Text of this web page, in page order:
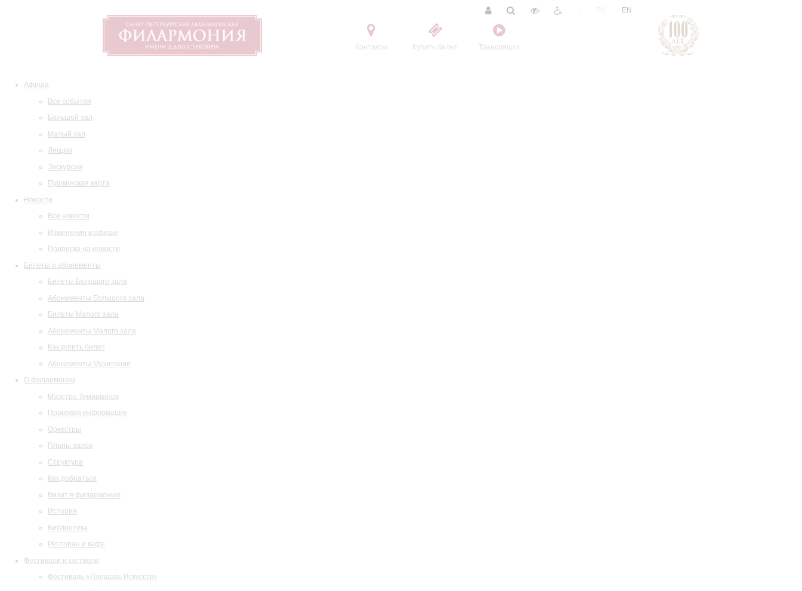
Контакты Купить билет Трансляции
EN
Афиша
Все события
Большой зал
Малый зал
Лекции
Экскурсии
Пушкинская карта
Новости
Все новости
Изменения в афише
Подписка на новости
Билеты и абонементы
Билеты Большого зала
Абонементы Большого зала
Билеты Малого зала
Абонементы Малого зала
Как купить билет
Абонементы Музитория
О филармонии
Маэстро Темирканов
Правовая информация
Оркестры
Планы залов
Структура
Как добраться
Визит в филармонию
История
Библиотека
Ресторан и кафе
Фестивали и гастроли
Фестиваль «Площадь Искусств»